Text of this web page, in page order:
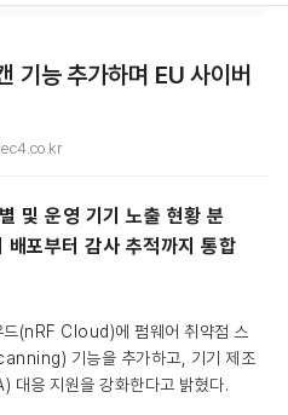
기능 추가하며 EU 사이버
및 운영 기기 노출 현황 분
포부터 감사 추적까지 통합
드(nRF Cloud)에 펌웨어 취약점 스
기능을 추가하고, 기기 제조
대응 지원을 강화한다고 밝혔다.